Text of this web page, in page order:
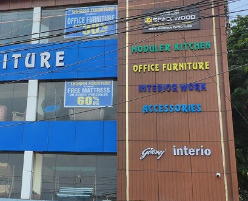
में विकास सरकार की पहली प्राथमिकता